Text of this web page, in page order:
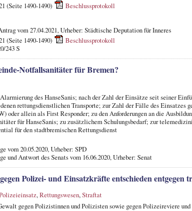
(Seite 1490-1490)
Beschlussprotokoll
vom 27.04.2021, Urheber: Städtische Deputation für Inneres
(Seite 1490-1490)
Beschlussprotokoll
243 S
Notfallsanitäter für Bremen?
des HanseSanis; nach der Zahl der Einsätze seit seiner
rettungsdienstlichen Transporte; zur Zahl der Fälle des Einsatzes
oder allein als First Responder; zu den Anforderungen an die
für HanseSanis; zu zusätzlichem Schulungsbedarf; zur
für den stadtbremischen Rettungsdienst
vom 20.05.2020, Urheber: SPD
und Antwort des Senats vom 16.06.2020, Urheber: Senat
Polizei- und Einsatzkräfte entschieden entgegen
,Rettungswesen,Straftat
gegen Polizistinnen und Polizisten sowie gegen Polizeireviere und